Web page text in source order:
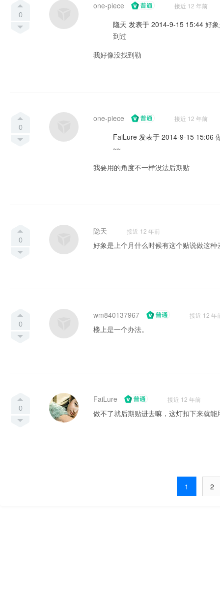
0
one-piece 接近 12 年前
隐天 发表于 2014-9-15 15:44 好
到过
我好像没找到勒
0
one-piece 接近 12 年前
FaiLure 发表于 2014-9-15 15:06
~~
我要用的角度不一样没法后期贴
0
隐天 接近 12 年前
好象是上个月什么时候有这个贴说做这
0
wm840137967 接近 12 年
楼上是一个办法。
0
FaiLure 接近 12 年前
做不了就后期贴进去嘛，这灯扣下来就能
1 2